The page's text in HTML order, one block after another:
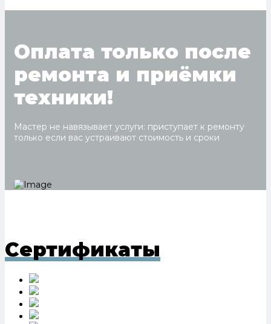
Оплата только после
ремонта и приёмки
техники!
Мастер не навязывает услуги: приступает к ремонту
только если вас устраивают стоимость и сроки
Сертификаты